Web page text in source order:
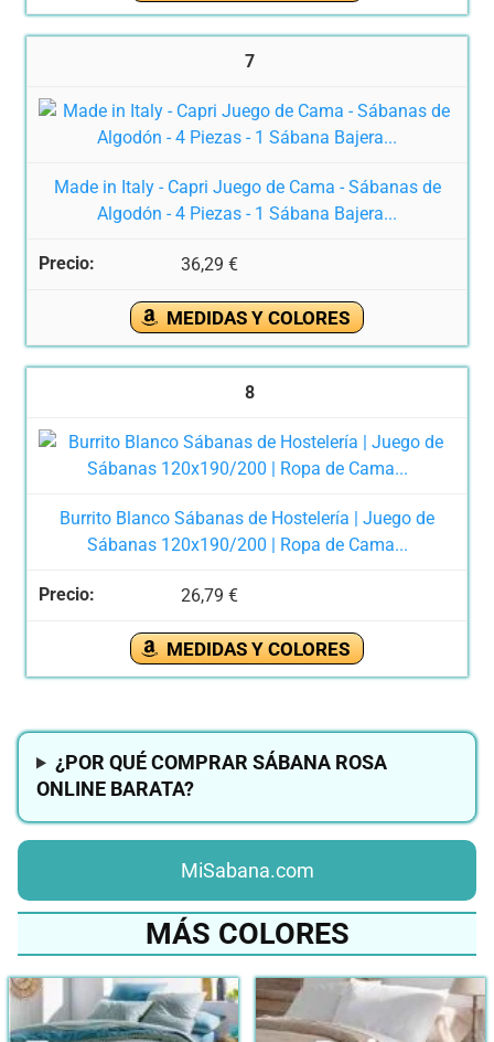
7
Made in Italy - Capri Juego de Cama - Sábanas de
Algodón - 4 Piezas - 1 Sábana Bajera...
36,29 €
MEDIDAS Y COLORES
8
Burrito Blanco Sábanas de Hostelería | Juego de
Sábanas 120x190/200 | Ropa de Cama...
26,79 €
MEDIDAS Y COLORES
¿POR QUÉ COMPRAR SÁBANA ROSA
ONLINE BARATA?
MiSabana.com
MÁS COLORES